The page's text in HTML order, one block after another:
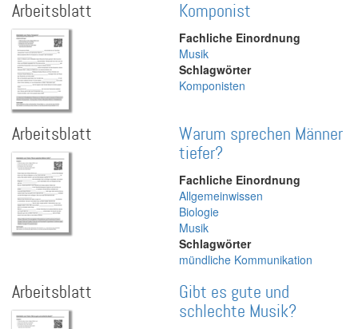
Arbeitsblatt Komponist
Fachliche Einordnung
Musik
Schlagwörter
Komponisten
Arbeitsblatt
Warum sprechen Männer
tiefer?
Fachliche Einordnung
Allgemeinwissen
Biologie
Musik
Schlagwörter
mündliche Kommunikation
Arbeitsblatt
Gibt es gute und
schlechte Musik?